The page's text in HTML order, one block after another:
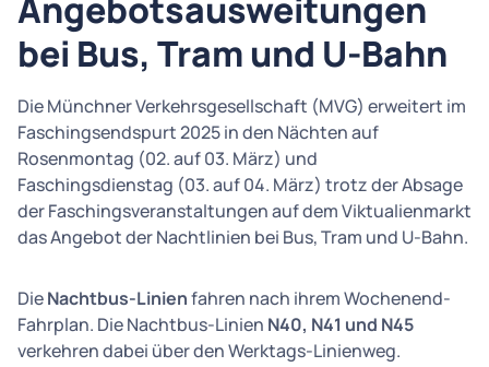
Angebotsausweitungen
bei Bus, Tram und U-Bahn
Die Münchner Verkehrsgesellschaft (MVG) erweitert im
Faschingsendspurt 2025 in den Nächten auf
Rosenmontag (02. auf 03. März) und
Faschingsdienstag (03. auf 04. März) trotz der Absage
der Faschingsveranstaltungen auf dem Viktualienmarkt
das Angebot der Nachtlinien bei Bus, Tram und U-Bahn.
DieNachtbus-Linienfahren nach ihrem Wochenend-
Fahrplan. Die Nachtbus-Linien N40, N41 und N45
verkehren dabei über den Werktags-Linienweg.